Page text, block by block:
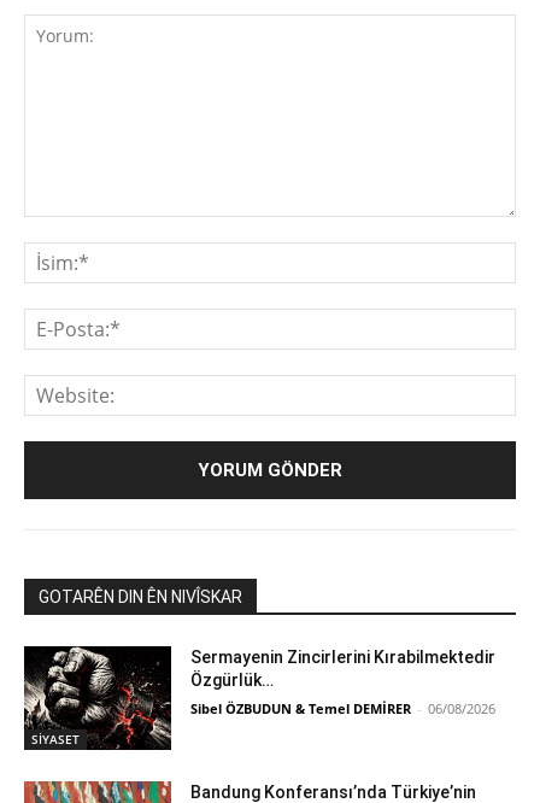
GOTARÊN DIN ÊN NIVÎSKAR
SİYASET
Sermayenin Zincirlerini Kırabilmektedir
Özgürlük…
Sibel ÖZBUDUN & Temel DEMİRER - 06/08/2026
Bandung Konferansı’nda Türkiye’nin